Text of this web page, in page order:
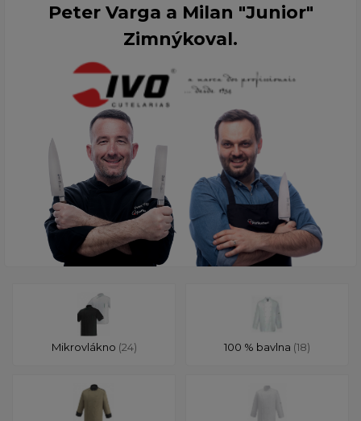
Peter Varga a Milan "Junior"
Zimnýkoval.
Mikrovlákno (24) 100 % bavlna (18)